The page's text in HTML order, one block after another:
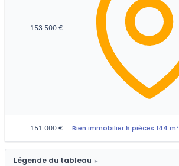
153 500 €
151 000 € Bien immobilier 5 pièces 144 m²
Légende du tableau